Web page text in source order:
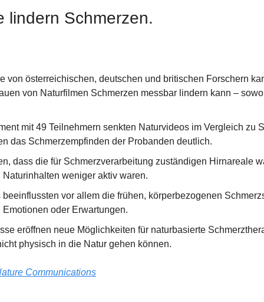
lindern Schmerzen.
von österreichischen, deutschen und britischen Forschern
von Naturfilmen Schmerzen messbar lindern kann –
mit 49 Teilnehmern senkten Naturvideos im Vergleich zu
das Schmerzempfinden der Probanden deutlich.
dass die für Schmerzverarbeitung zuständigen Hirnareale
Naturinhalten weniger aktiv waren.
vor allem die frühen, körperbezogenen
oder Erwartungen.
eröffnen neue Möglichkeiten für naturbasierte
physisch in die Natur gehen können.
Communications